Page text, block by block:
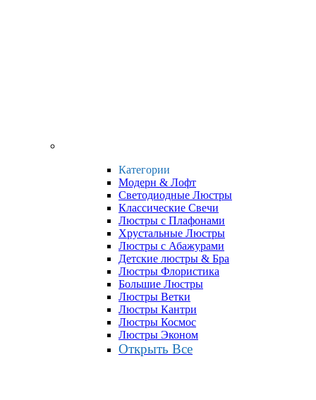
Категории
Модерн & Лофт
Светодиодные Люстры
Классические Свечи
Люстры с Плафонами
Хрустальные Люстры
Люстры с Абажурами
Детские люстры & Бра
Люстры Флористика
Большие Люстры
Люстры Ветки
Люстры Кантри
Люстры Космос
Люстры Эконом
Открыть Все